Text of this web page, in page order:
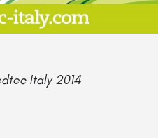
Italy 2014